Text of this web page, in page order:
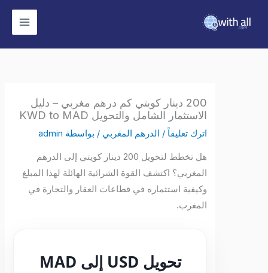
200 دينار كويتي كم درهم مغربي – دليل
الاستثمار الشامل والتحويل KWD to MAD
اترك تعليقاً /الدرهم المغربي/ بواسطة admin
هل تخطط لتحويل 200 دينار كويتي إلى الدرهم
المغربي؟ اكتشف القوة الشرائية الهائلة لهذا المبلغ
وكيفية استثماره في قطاعات العقار والتجارة في
المغرب.
تحويل USD إلى MAD